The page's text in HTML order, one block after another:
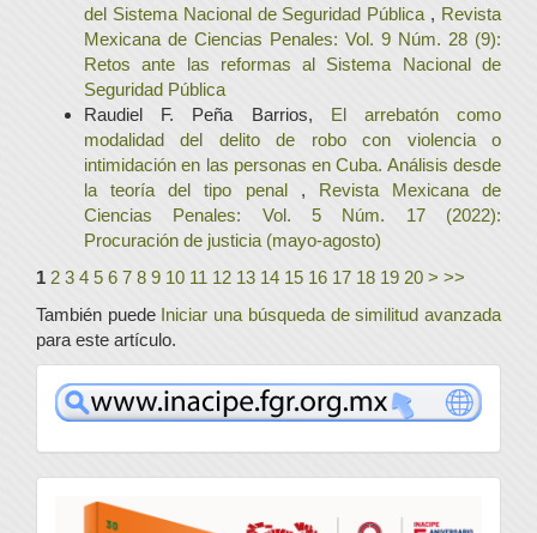
del Sistema Nacional de Seguridad Pública , Revista
Mexicana de Ciencias Penales: Vol. 9 Núm. 28 (9):
Retos ante las reformas al Sistema Nacional de
Seguridad Pública
Raudiel F. Peña Barrios, El arrebatón como
modalidad del delito de robo con violencia o
intimidación en las personas en Cuba. Análisis desde
la teoría del tipo penal , Revista Mexicana de
Ciencias Penales: Vol. 5 Núm. 17 (2022):
Procuración de justicia (mayo-agosto)
1 2 3 4 5 6 7 8 9 10 11 12 13 14 15 16 17 18 19 20 > >>
También puede Iniciar una búsqueda de similitud avanzada
para este artículo.
www
convocatoria